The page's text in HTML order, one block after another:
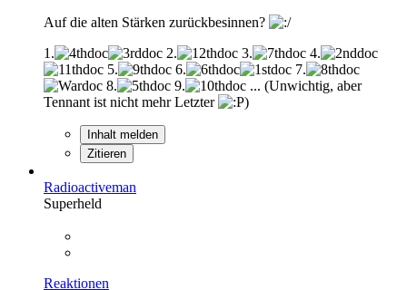
Auf die alten Stärken zurückbesinnen?
1.
2. 3.
4.
5.
6.
7.
8.
9.
... (Unwichtig, aber
Tennant ist nicht mehr Letzter
)
Inhalt melden
Zitieren
Radioactiveman
Superheld
Reaktionen